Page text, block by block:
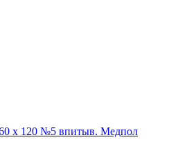
х 120 №5 впитыв. Медпол